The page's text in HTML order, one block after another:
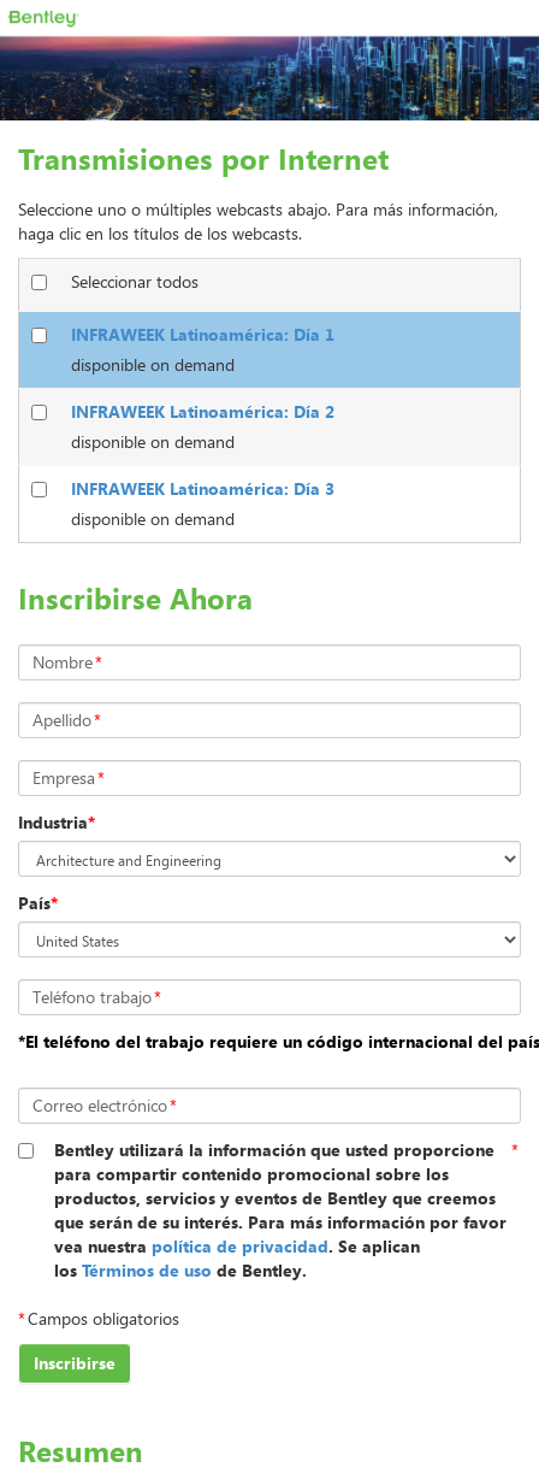
Transmisiones por Internet
Seleccione uno o múltiples webcasts abajo. Para más información,
haga clic en los títulos de los webcasts.
Seleccionar todos
INFRAWEEK Latinoamérica: Día 1
disponible on demand
INFRAWEEK Latinoamérica: Día 2
disponible on demand
INFRAWEEK Latinoamérica: Día 3
disponible on demand
Inscribirse Ahora
Nombre*
Apellido*
Empresa*
Industria*
País*
Teléfono trabajo*
*El teléfono del trabajo requiere un código internacional del
Correo electrónico*
Bentley utilizará la información que usted proporcione
para compartir contenido promocional sobre los
productos, servicios y eventos de Bentley que creemos
que serán de su interés. Para más información por favor
vea nuestra política de privacidad. Se aplican
los Términos de uso de Bentley.
*
*Campos obligatorios
Inscribirse
Resumen